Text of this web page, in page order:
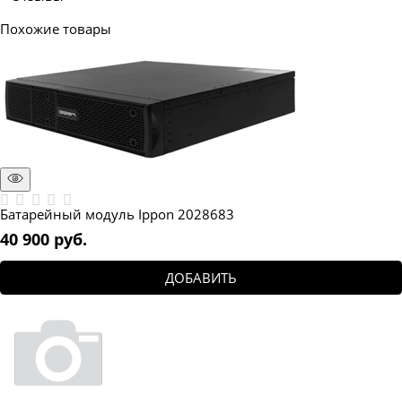
Похожие товары
Батарейный модуль Ippon 2028683
40 900 руб.
ДОБАВИТЬ